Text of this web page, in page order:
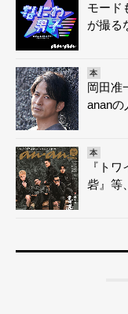
モード
が撮る
本
岡田准
ananの
本
『ト
砦』等